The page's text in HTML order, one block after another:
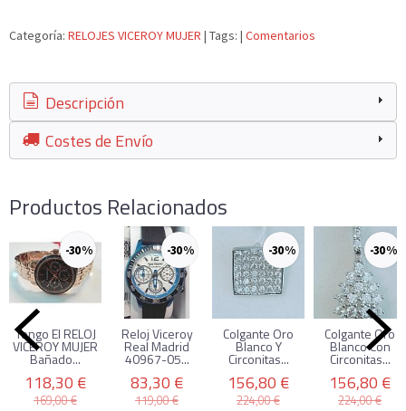
Categoría: RELOJES VICEROY MUJER | Tags: | Comentarios
Descripción
Costes de Envío
Productos Relacionados
-30 %
Tengo El RELOJ
VICEROY MUJER
Bañado...
118,30 €
169,00 €
-30 %
Reloj Viceroy
Real Madrid
40967-05...
83,30 €
119,00 €
-30 %
Colgante Oro
Blanco Y
Circonitas...
156,80 €
224,00 €
-30 %
Colgante Oro
Blanco Con
Circonitas...
156,80 €
224,00 €